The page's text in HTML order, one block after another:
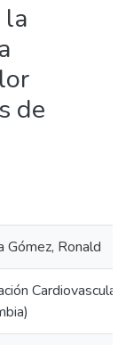
la
de
Gómez, Ronald